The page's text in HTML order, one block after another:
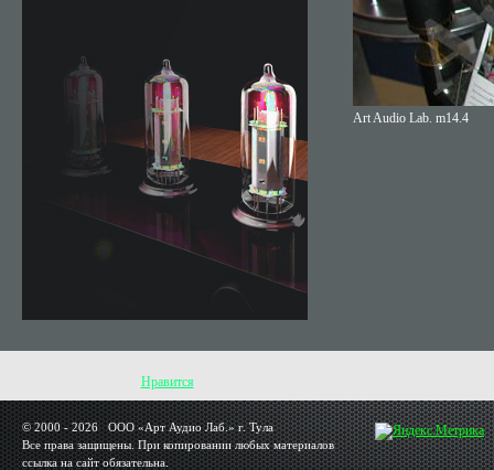
Art Audio Lab. m14.4
Нравится
© 2000 - 2026 OOO «Арт Аудио Лаб.» г. Тула
Все права защищены. При копировании любых материалов
ссылка на сайт обязательна.